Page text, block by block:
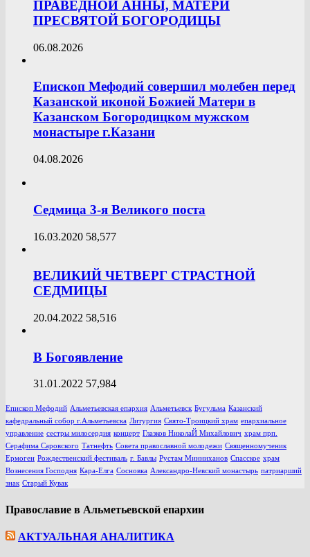
ПРАВЕДНОЙ АННЫ, МАТЕРИ
ПРЕСВЯТОЙ БОГОРОДИЦЫ
06.08.2026
Епископ Мефодий совершил молебен перед
Казанской иконой Божией Матери в
Казанском Богородицком мужском
монастыре г.Казани
04.08.2026
Седмица 3-я Великого поста
16.03.2020 58,577
ВЕЛИКИЙ ЧЕТВЕРГ СТРАСТНОЙ
СЕДМИЦЫ
20.04.2022 58,516
В Богоявление
31.01.2022 57,984
Епископ Мефодий Альметьевская епархия Альметьевск Бугульма Казанский
кафедральный собор г.Альметьевска Литургия Свято-Троицкий храм епархиальное
управление сестры милосердия концерт Глазков НиколаЙ Михайлович храм прп.
Серафима Саровского Татнефть Совета православной молодежи Священномученик
Ермоген Рождественский фестиваль г. Бавлы Рустам Минниханов Спасское храм
Вознесения Господня Кара-Елга Сосновка Александро-Невский монастырь патриарший
знак Старый Кувак
Православие в Альметьевской епархии
АКТУАЛЬНАЯ АНАЛИТИКА